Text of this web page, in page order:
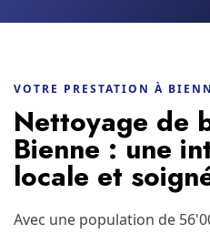
VOTRE PRESTATION À
Nettoyage de
Bienne : une
locale et
Avec une population de